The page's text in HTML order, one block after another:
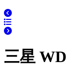
三星